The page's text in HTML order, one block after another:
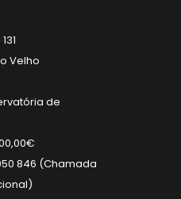
Velho
de
846 (Chamada